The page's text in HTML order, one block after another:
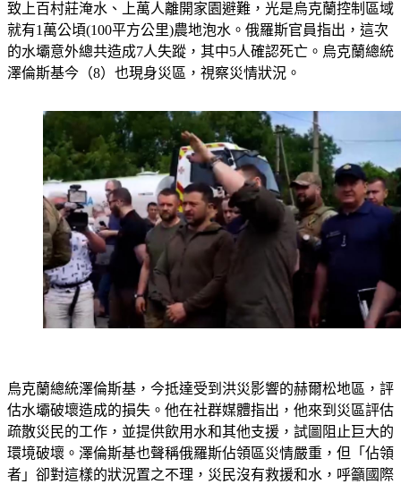
致上百村莊淹水、上萬人離開家園避難，光是烏克蘭控制區域
就有1萬公頃(100平方公里)農地泡水。俄羅斯官員指出，這次
的水壩意外總共造成7人失蹤，其中5人確認死亡。烏克蘭總統
澤倫斯基今（8）也現身災區，視察災情狀況。
烏克蘭總統澤倫斯基，今抵達受到洪災影響的赫爾松地區，評
估水壩破壞造成的損失。他在社群媒體指出，他來到災區評估
疏散災民的工作，並提供飲用水和其他支援，試圖阻止巨大的
環境破壞。澤倫斯基也聲稱俄羅斯佔領區災情嚴重，但「佔領
者」卻對這樣的狀況置之不理，災民沒有救援和水，呼籲國際